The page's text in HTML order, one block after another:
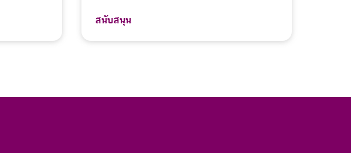
สนับสนุน